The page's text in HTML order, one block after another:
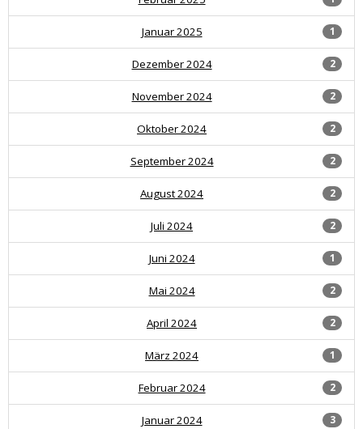
1
Januar 2025
2
Dezember 2024
2
November 2024
2
Oktober 2024
2
September 2024
2
August 2024
2
Juli 2024
1
Juni 2024
2
Mai 2024
2
April 2024
1
März 2024
2
Februar 2024
3
Januar 2024